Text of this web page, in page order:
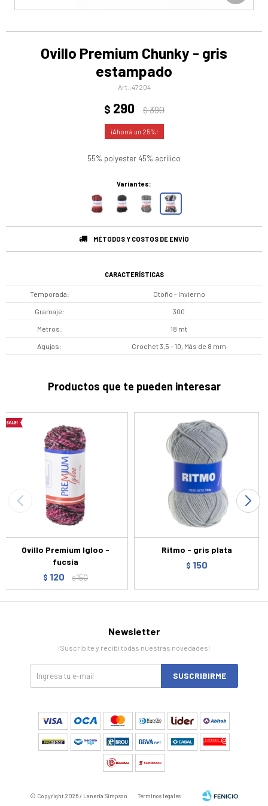
Ovillo Premium Chunky - gris
estampado
47204
$ 290 $390
25
55% polyester 45% acrilico
Variantes:
MÉTODOS Y COSTOS DE ENVÍO
CARACTERÍSTICAS
Temporada Otoño - Invierno
Gramaje 300
Metros 18 mt
Agujas Crochet 3,5 - 10, Más de 8 mm
Productos que te pueden interesar
Ovillo Premium Igloo -
fucsia
$ 120 $150
Ritmo - gris plata
$ 150
Newsletter
¡Suscribite y recibí todas nuestras novedades!
SUSCRIBIRME
© Copyright 2026 / Laneria Simpson Términos legales